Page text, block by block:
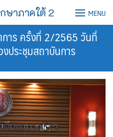
ษาภาคใต้ 2 MENU
การ ครั้งที่ 2/2565 วันที่
ระชุมสถาบันการ